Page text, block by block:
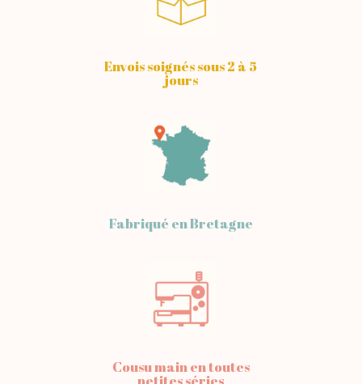
Envois soignés sous 2 à 5
jours
Fabriqué en Bretagne
Cousu main en toutes